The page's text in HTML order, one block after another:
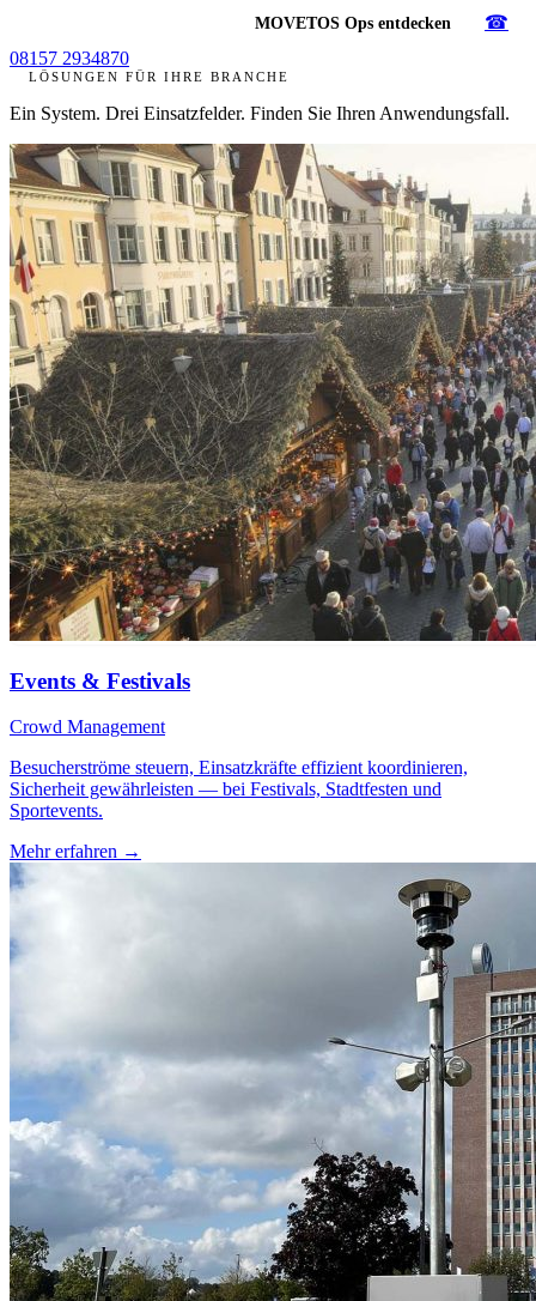
MOVETOS Ops entdecken
☎
08157 2934870
LÖSUNGEN FÜR IHRE BRANCHE
Ein System. Drei Einsatzfelder. Finden Sie Ihren Anwendungsfall.
Events & Festivals
Crowd Management
Besucherströme steuern, Einsatzkräfte effizient koordinieren,
Sicherheit gewährleisten — bei Festivals, Stadtfesten und
Sportevents.
Mehr erfahren →